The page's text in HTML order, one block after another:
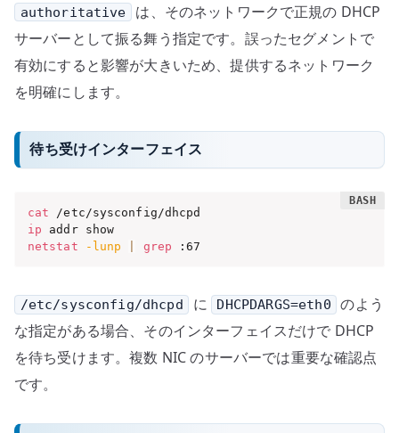
authoritative
は、そのネットワークで正規の DHCP
サーバーとして振る舞う指定です。誤ったセグメントで
有効にすると影響が大きいため、提供するネットワーク
を明確にします。
待ち受けインターフェイス
cat
ip
netstat
-lunp grep :67
/etc/sysconfig/dhcpd に DHCPDARGS=eth0
のよう
な指定がある場合、そのインターフェイスだけで DHCP
を待ち受けます。複数 NIC のサーバーでは重要な確認点
です。